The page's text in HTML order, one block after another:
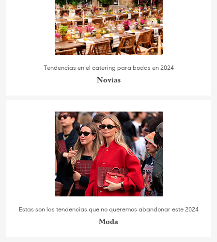
Tendencias en el catering para bodas en 2024
Novias
Estas son las tendencias que no queremos abandonar este 2024
Moda